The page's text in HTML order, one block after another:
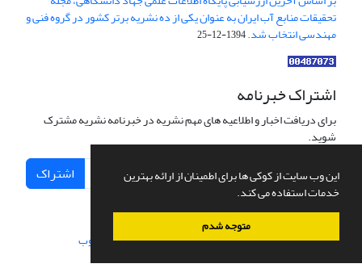
این وب سایت از کوکی ها برای اطمینان از ارائه بهترین
خدمات استفاده می کند.
متوجه شدم
تحقیقات منابع آب ایران به عنوان یکی از ده نشریه برتر کشور در گروه فنی و
مهندسی انتخاب شد.1394-12-25
اشتراک خبرنامه
برای دریافت اخبار و اطلاعیه های مهم نشریه در خبرنامه نشریه مشترک
شوید.
اشتراک
سامانه مدیریت نشریات علمی.طراحی و پیاده سازی از سیناوب